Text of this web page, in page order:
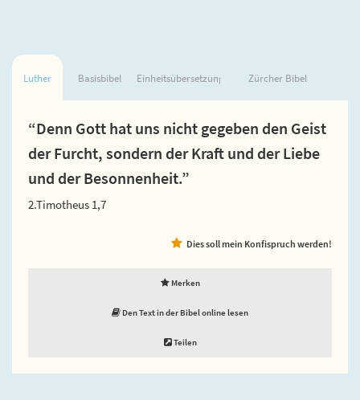
Luther Basisbibel Einheitsübersetzung Zürcher Bibel
“Denn Gott hat uns nicht gegeben den Geist
der Furcht, sondern der Kraft und der Liebe
und der Besonnenheit.”
2.Timotheus 1,7
Dies soll mein Konfispruch werden!
Merken
Den Text in der Bibel online lesen
Teilen